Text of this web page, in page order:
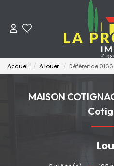
Accueil A louer Référence
MAISON